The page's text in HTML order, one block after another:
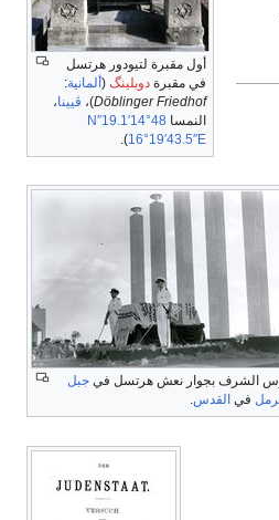
أول مقبرة لتيودور هرتسل
في مقبرة دوبلينگ ( ألمانية:
Döblinger Friedhof)، ڤيينا،
النمسا 48°14′19.1″N
16°19′43.5″E
).
الشرف بجوار نعش هرتسل في جبل
في القدس.